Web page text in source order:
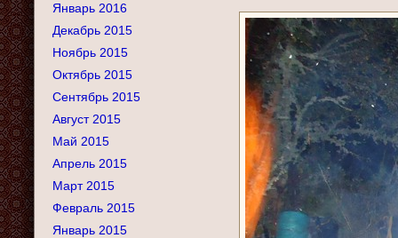
Январь 2016
Декабрь 2015
Ноябрь 2015
Октябрь 2015
Сентябрь 2015
Август 2015
Май 2015
Апрель 2015
Март 2015
Февраль 2015
Январь 2015